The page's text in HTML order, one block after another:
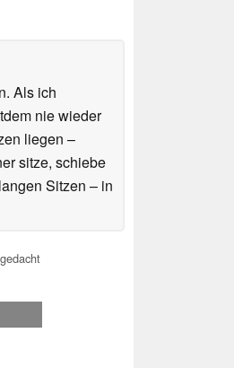
Als ich
nie wieder
liegen –
sitze, schiebe
Sitzen – in